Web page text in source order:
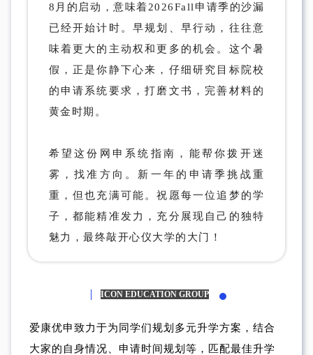
8月的启动，意味着2026Fall申请季的沙漏
已经开始计时。早规划、早行动，往往意
味着更大的主动权和更多的机会。这个暑
假，正是你静下心来，仔细研究目标院校
的申请系统要求，打磨文书，完善材料的
黄金时期。
希望这份网申系统指南，能帮你拨开迷
雾，找准方向。新一年的申请季挑战重
重，但也充满可能。祝愿每一位追梦的学
子，都能精准发力，充分展现自己的独特
魅力，最终敲开心仪大学的大门！
ICON EDUCATION GROUP
爱康优申致力于为同学们规划多元升学方案，结合
大家的自身情况、申请时间规划等，匹配最佳升学